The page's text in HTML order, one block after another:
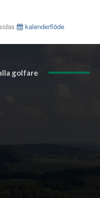
kalenderflöde
golfare